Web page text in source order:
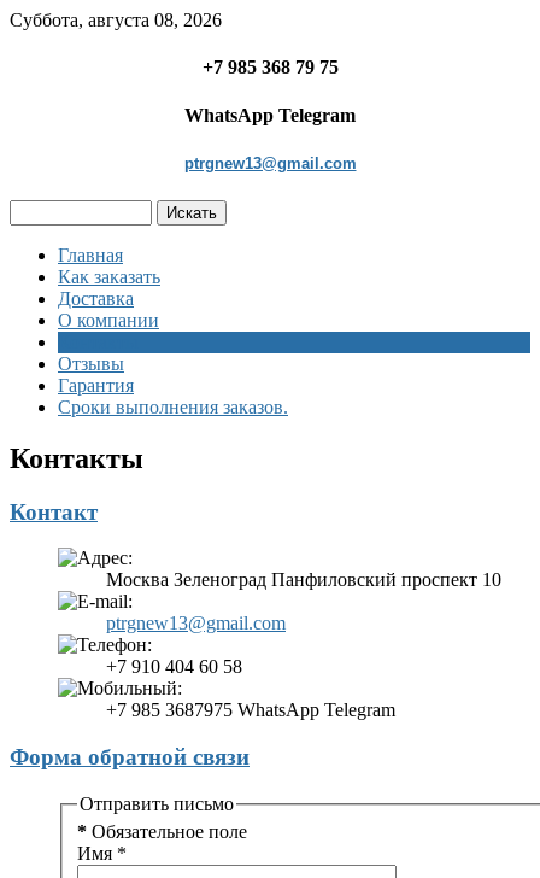
Суббота, августа 08, 2026
+7 985 368 79 75
WhatsApp Telegram
ptrgnew13@gmail.com
Главная
Как заказать
Доставка
О компании
Отзывы
Гарантия
Сроки выполнения заказов.
Контакты
Контакт
Москва Зеленоград Панфиловский проспект 10
ptrgnew13@gmail.com
+7 910 404 60 58
+7 985 3687975 WhatsApp Telegram
Форма обратной связи
Отправить письмо
* Обязательное поле
Имя *